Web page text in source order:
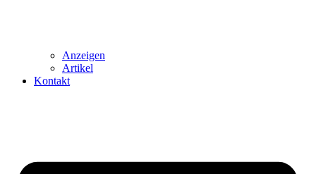
Anzeigen
Artikel
Kontakt